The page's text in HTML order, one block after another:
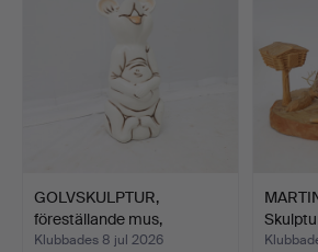
GOLVSKULPTUR,
föreställande mus,
handmålad…
Klubbades 8 jul 2026